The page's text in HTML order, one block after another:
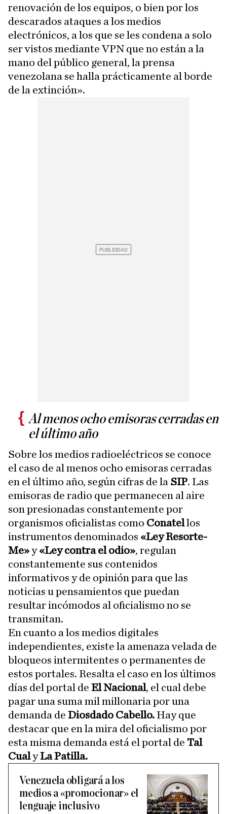
renovación de los equipos, o bien por los
descarados ataques a los medios
electrónicos, a los que se les condena a solo
ser vistos mediante VPN que no están a la
mano del público general, la prensa
venezolana se halla prácticamente al borde
de la extinción».
Al menos ocho emisoras cerradas en
el último año
Sobre los medios radioeléctricos se conoce
el caso de al menos ocho emisoras cerradas
en el último año, según cifras de la SIP. Las
emisoras de radio que permanecen al aire
son presionadas constantemente por
organismos oficialistas como Conatellos
instrumentos denominados «Ley Resorte-
Me»y«Ley contra el odio», regulan
constantemente sus contenidos
informativos y de opinión para que las
noticias u pensamientos que puedan
resultar incómodos al oficialismo no se
transmitan.
En cuanto a los medios digitales
independientes, existe la amenaza velada de
bloqueos intermitentes o permanentes de
estos portales. Resalta el caso en los últimos
días del portal de El Nacional, el cual debe
pagar una suma mil millonaria por una
demanda de Diosdado Cabello.Hay que
destacar que en la mira del oficialismo por
esta misma demanda está el portal de Tal
CualyLa Patilla.
Venezuela obligará a los
medios a «promocionar» el
lenguaje inclusivo